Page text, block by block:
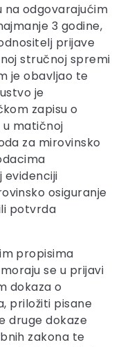
na odgovarajućim
3 godine,
prijave
stručnoj spremi
je obavljao te
je
zapisu o
matičnoj
za mirovinsko
evidenciji
osiguranje
potvrda
propisima
se u prijavi
dokaza o
priložiti pisane
druge dokaze
zakona te